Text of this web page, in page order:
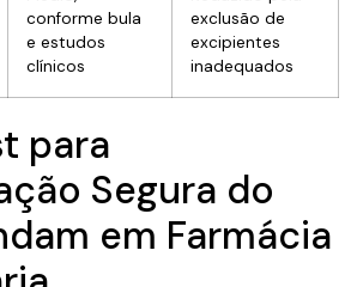
conforme bula
e estudos
clínicos
exclusão de
excipientes
inadequados
para
Segura do
em Farmácia